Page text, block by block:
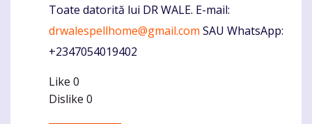
Toate datorită lui DR WALE. E-mail:
drwalespellhome@gmail.com SAU WhatsApp:
+2347054019402
Like 0
Dislike 0